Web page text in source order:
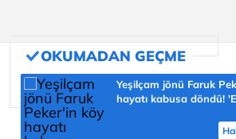
Yeşilçam jönü Faruk
hayatı kabusa döndü!